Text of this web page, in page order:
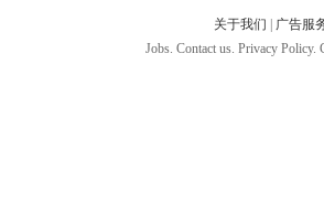
关于我们
广告服
Jobs. Contact us. Privacy